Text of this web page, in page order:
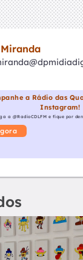
a Rádio das
Instagram!
a @RadioCDLFM e fique por